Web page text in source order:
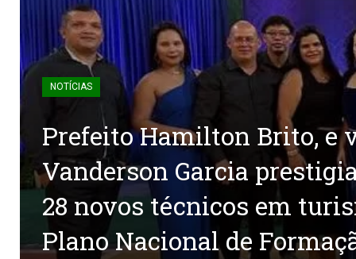
NOTÍCIAS
Prefeito Hamilton Brito, e
Vanderson Garcia
28 novos técnicos em
Plano Nacional de